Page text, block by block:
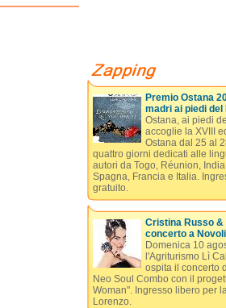
Premio Ostana
madri ai piedi del
Ostana, ai piedi
accoglie la XVIII
Ostana dal 25 al
quattro giorni dedicati alle
autori da Togo, Réunion,
Spagna, Francia e Italia.
gratuito.
Cristina Russo &
concerto a Novoli
Domenica 10
l'Agriturismo Lì
ospita il concerto
Neo Soul Combo con il
Woman". Ingresso libero per
Lorenzo.